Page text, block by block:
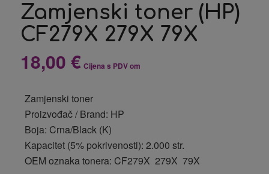
Zamjenski toner (HP)
CF279X 279X 79X
18,00 € Cijena s PDV om
Zamjenski toner
Proizvođač / Brand: HP
Boja: Crna/Black (K)
Kapacitet (5% pokrivenosti): 2.000 str.
OEM oznaka tonera: CF279X 279X 79X